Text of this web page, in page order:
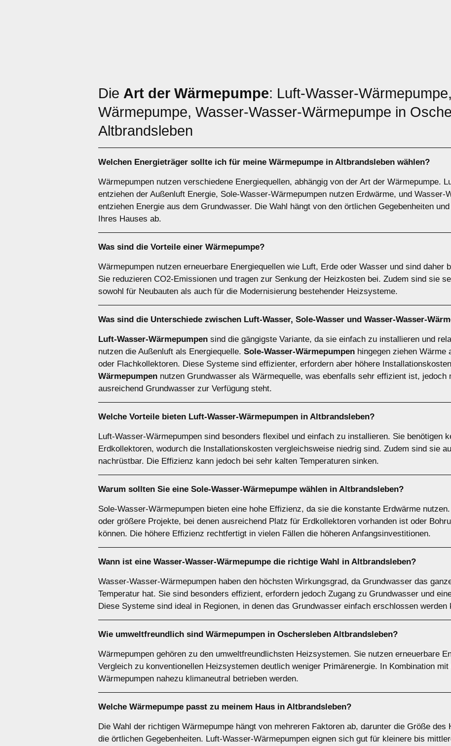
Die Art der Wärmepumpe: Luft-Wasser-
Wärmepumpe, Wasser-Wasser-Wärmepumpe in
Altbrandsleben
Welchen Energieträger sollte ich für meine Wärmepumpe in Altbrandsleben wählen?
Wärmepumpen nutzen verschiedene Energiequellen, abhängig von der Art der Wärmepumpe.
entziehen der Außenluft Energie, Sole-Wasser-Wärmepumpen nutzen Erdwärme, und Wasser-
entziehen Energie aus dem Grundwasser. Die Wahl hängt von den örtlichen Gegebenheiten
Ihres Hauses ab.
Was sind die Vorteile einer Wärmepumpe?
Wärmepumpen nutzen erneuerbare Energiequellen wie Luft, Erde oder Wasser und sind daher
Sie reduzieren CO2-Emissionen und tragen zur Senkung der Heizkosten bei. Zudem sind sie
sowohl für Neubauten als auch für die Modernisierung bestehender Heizsysteme.
Was sind die Unterschiede zwischen Luft-Wasser, Sole-Wasser und Wasser-Wasser-
Luft-Wasser-Wärmepumpen sind die gängigste Variante, da sie einfach zu installieren und
nutzen die Außenluft als Energiequelle. Sole-Wasser-Wärmepumpen hingegen ziehen Wärme
oder Flachkollektoren. Diese Systeme sind effizienter, erfordern aber höhere
Wärmepumpen nutzen Grundwasser als Wärmequelle, was ebenfalls sehr effizient ist, jedoch
ausreichend Grundwasser zur Verfügung steht.
Welche Vorteile bieten Luft-Wasser-Wärmepumpen in Altbrandsleben?
Luft-Wasser-Wärmepumpen sind besonders flexibel und einfach zu installieren. Sie benötigen
Erdkollektoren, wodurch die Installationskosten vergleichsweise niedrig sind. Zudem sind sie
nachrüstbar. Die Effizienz kann jedoch bei sehr kalten Temperaturen sinken.
Warum sollten Sie eine Sole-Wasser-Wärmepumpe wählen in Altbrandsleben?
Sole-Wasser-Wärmepumpen bieten eine hohe Effizienz, da sie die konstante Erdwärme
oder größere Projekte, bei denen ausreichend Platz für Erdkollektoren vorhanden ist oder
können. Die höhere Effizienz rechtfertigt in vielen Fällen die höheren Anfangsinvestitionen.
Wann ist eine Wasser-Wasser-Wärmepumpe die richtige Wahl in Altbrandsleben?
Wasser-Wasser-Wärmepumpen haben den höchsten Wirkungsgrad, da Grundwasser das
Temperatur hat. Sie sind besonders effizient, erfordern jedoch Zugang zu Grundwasser und
Diese Systeme sind ideal in Regionen, in denen das Grundwasser einfach erschlossen werden
Wie umweltfreundlich sind Wärmepumpen in Oschersleben Altbrandsleben?
Wärmepumpen gehören zu den umweltfreundlichsten Heizsystemen. Sie nutzen erneuerbare
Vergleich zu konventionellen Heizsystemen deutlich weniger Primärenergie. In Kombination
Wärmepumpen nahezu klimaneutral betrieben werden.
Welche Wärmepumpe passt zu meinem Haus in Altbrandsleben?
Die Wahl der richtigen Wärmepumpe hängt von mehreren Faktoren ab, darunter die Größe des
die örtlichen Gegebenheiten. Luft-Wasser-Wärmepumpen eignen sich gut für kleinere bis